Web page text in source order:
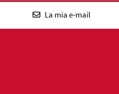
La mia e-mail